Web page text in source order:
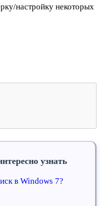
настройку некоторых
узнать
в Windows 7?